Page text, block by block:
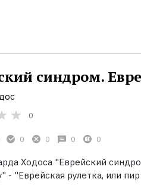
синдром.
0
0 0 0 0
Ходоса "Еврейский
- "Еврейская рулетка, или